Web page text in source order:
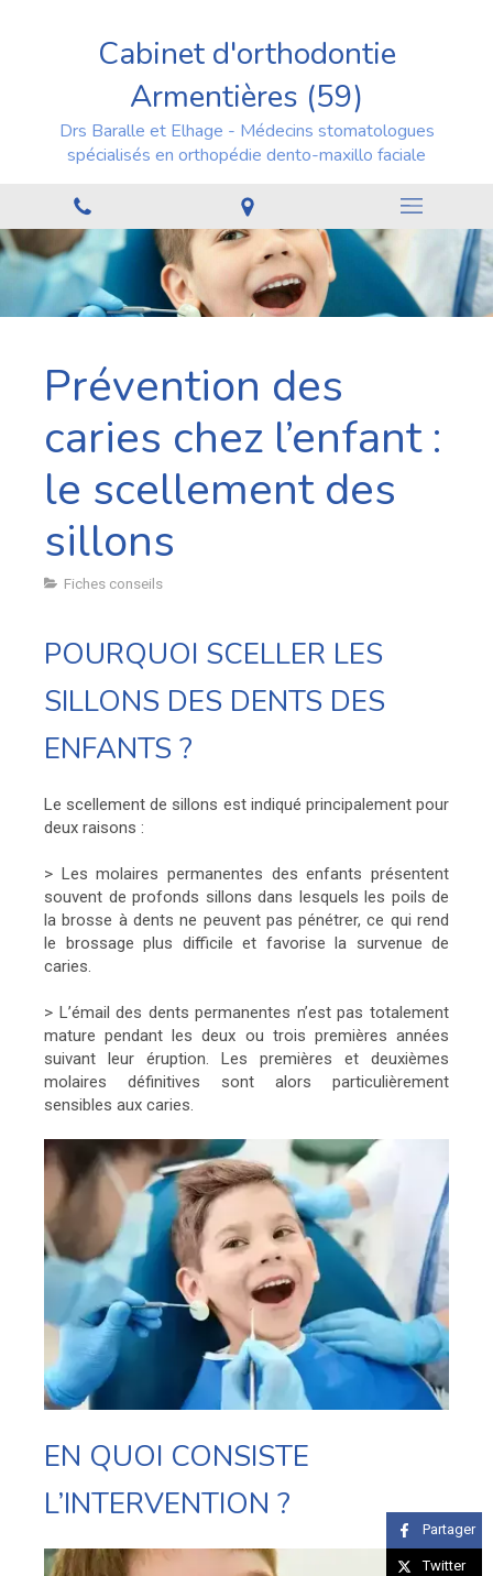
Cabinet d'orthodontie
Armentières (59)
Drs Baralle et Elhage - Médecins stomatologues
spécialisés en orthopédie dento-maxillo faciale
Prévention des
caries chez l’enfant :
le scellement des
sillons
Fiches conseils
POURQUOI SCELLER LES
SILLONS DES DENTS DES
ENFANTS ?
Le scellement de sillons est indiqué principalement pour
deux raisons :
> Les molaires permanentes des enfants présentent
souvent de profonds sillons dans lesquels les poils de
la brosse à dents ne peuvent pas pénétrer, ce qui rend
le brossage plus difficile et favorise la survenue de
caries.
> L’émail des dents permanentes n’est pas totalement
mature pendant les deux ou trois premières années
suivant leur éruption. Les premières et deuxièmes
molaires définitives sont alors particulièrement
sensibles aux caries.
EN QUOI CONSISTE
L’INTERVENTION ?
Partager
Twitter